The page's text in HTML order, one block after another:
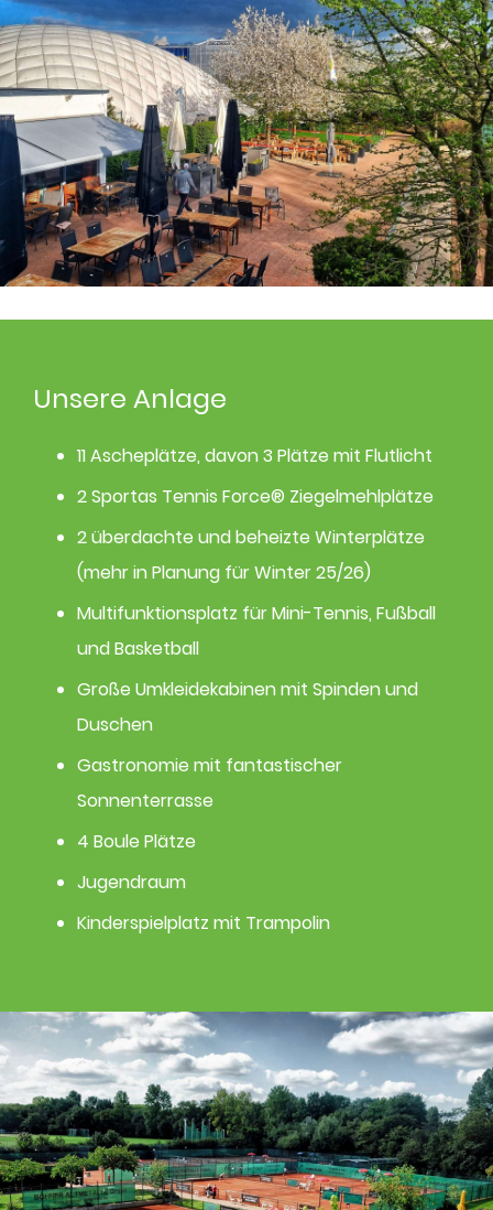
Unsere Anlage
11 Ascheplätze, davon 3 Plätze mit Flutlicht
2 Sportas Tennis Force® Ziegelmehlplätze
2 überdachte und beheizte Winterplätze
(mehr in Planung für Winter 25/26)
Multifunktionsplatz für Mini-Tennis, Fußball
und Basketball
Große Umkleidekabinen mit Spinden und
Duschen
Gastronomie mit fantastischer
Sonnenterrasse
4 Boule Plätze
Jugendraum​
Kinderspielplatz mit Trampolin